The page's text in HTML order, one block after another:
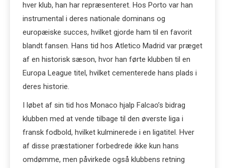
hver klub, han har repræsenteret. Hos Porto var han
instrumental i deres nationale dominans og
europæiske succes, hvilket gjorde ham til en favorit
blandt fansen. Hans tid hos Atletico Madrid var præget
af en historisk sæson, hvor han førte klubben til en
Europa League titel, hvilket cementerede hans plads i
deres historie.
I løbet af sin tid hos Monaco hjalp Falcao’s bidrag
klubben med at vende tilbage til den øverste liga i
fransk fodbold, hvilket kulminerede i en ligatitel. Hver
af disse præstationer forbedrede ikke kun hans
omdømme, men påvirkede også klubbens retning